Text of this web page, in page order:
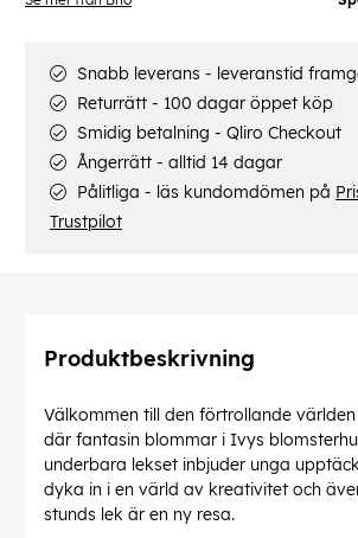
Snabb leverans - leveranstid
Returrätt - 100 dagar öppet köp
Smidig betalning - Qliro Checkout
Ångerrätt - alltid 14 dagar
Pålitliga - läs kundomdömen på
Trustpilot
Produktbeskrivning
Välkommen till den förtrollande
där fantasin blommar i Ivys
underbara lekset inbjuder unga
dyka in i en värld av kreativitet och
stunds lek är en ny resa.